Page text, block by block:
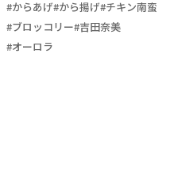
からあげ から揚げ チキン南蛮
ブロッコリー 吉田奈美
オーロラ